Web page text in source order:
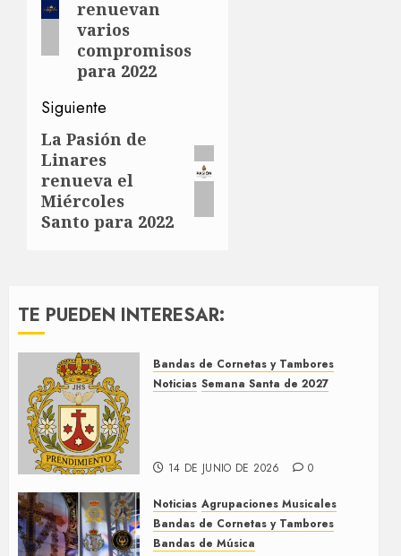
entradas
renuevan
varios
compromisos
para 2022
Siguiente
Siguiente
entrada:
La Pasión de
Linares
renueva el
Miércoles
Santo para 2022
TE PUEDEN INTERESAR:
Bandas de Cornetas y Tambores
Noticias Semana Santa de 2027
14 DE JUNIO DE 2026 0
Noticias Agrupaciones Musicales
Bandas de Cornetas y Tambores
Bandas de Música